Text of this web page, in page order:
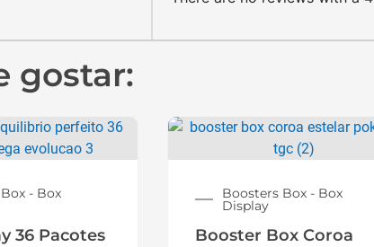
gostar:
- Box
36 Pacotes
Boosters Box - Box
Display
Booster Box Coroa